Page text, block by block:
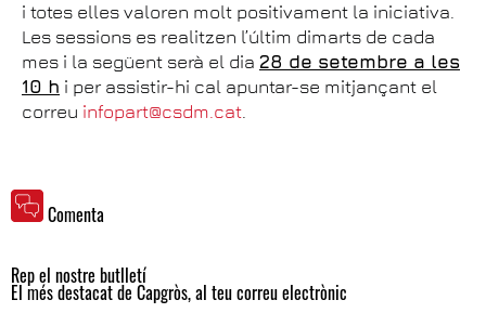
i totes elles valoren molt positivament la iniciativa.
Les sessions es realitzen l’últim dimarts de cada
mes i la següent serà el dia 28 de setembre a les
10 h i per assistir-hi cal apuntar-se mitjançant el
correu infopart@csdm.cat.
Comenta
Rep el nostre butlletí
El més destacat de Capgròs, al teu correu electrònic